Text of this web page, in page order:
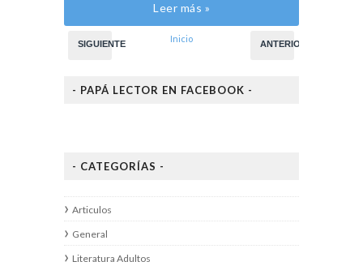
Leer más »
SIGUIENTE ANTERIOR
Inicio
- PAPÁ LECTOR EN FACEBOOK -
- CATEGORÍAS -
Articulos
General
Literatura Adultos